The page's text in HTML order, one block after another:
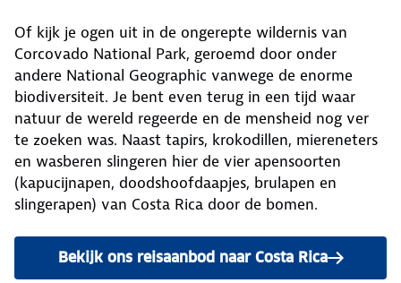
Of kijk je ogen uit in de ongerepte wildernis van
Corcovado National Park, geroemd door onder
andere National Geographic vanwege de enorme
biodiversiteit. Je bent even terug in een tijd waar
natuur de wereld regeerde en de mensheid nog ver
te zoeken was. Naast tapirs, krokodillen, miereneters
en wasberen slingeren hier de vier apensoorten
(kapucijnapen, doodshoofdaapjes, brulapen en
slingerapen) van Costa Rica door de bomen.
Bekijk ons reisaanbod naar Costa Rica